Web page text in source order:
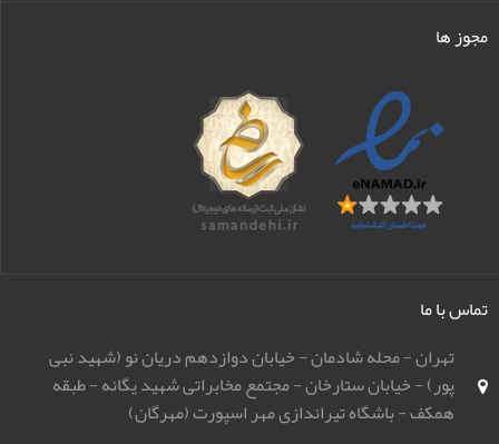
مجوز ها
تماس با ما
تهران - محله شادمان - خیابان دوازدهم دریان نو (شهید نبی
پور) - خیابان ستارخان - مجتمع مخابراتی شهید یگانه - طبقه
همکف - باشگاه تیراندازی مهر اسپورت (مهرگان)